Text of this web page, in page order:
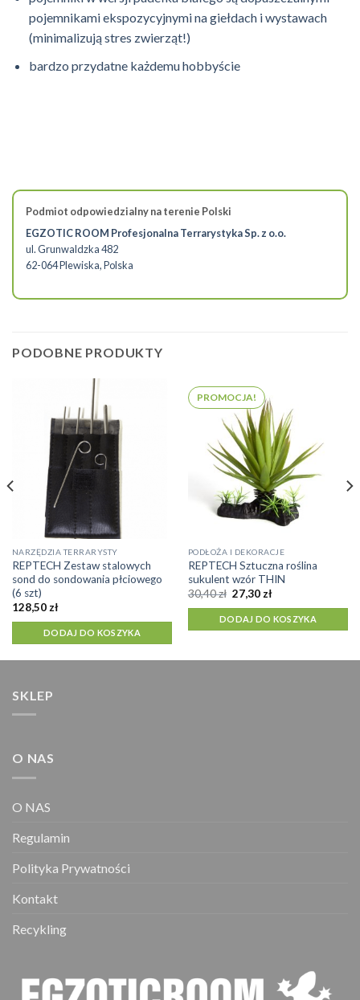
pojemnikami ekspozycyjnymi na giełdach i wystawach
(minimalizują stres zwierząt!)
bardzo przydatne każdemu hobbyście
Podmiot odpowiedzialny na terenie Polski
EGZOTIC ROOM Profesjonalna Terrarystyka Sp. z o.o.
ul. Grunwaldzka 482
62-064 Plewiska, Polska
PODOBNE PRODUKTY
NARZĘDZIA TERRARYSTY
REPTECH Zestaw stalowych
sond do sondowania płciowego
(6 szt)
128,50zł
DODAJ DO KOSZYKA
PROMOCJA!
PODŁOŻA I DEKORACJE
REPTECH Sztuczna roślina
sukulent wzór THIN
30,40zł Pierwotna
cena
wynosiła:
30,40 zł.
27,30złAktualna
wynosi:
27,30 zł.
DODAJ DO KOSZYKA
SKLEP
O NAS
O NAS
Regulamin
Polityka Prywatności
Kontakt
Recykling